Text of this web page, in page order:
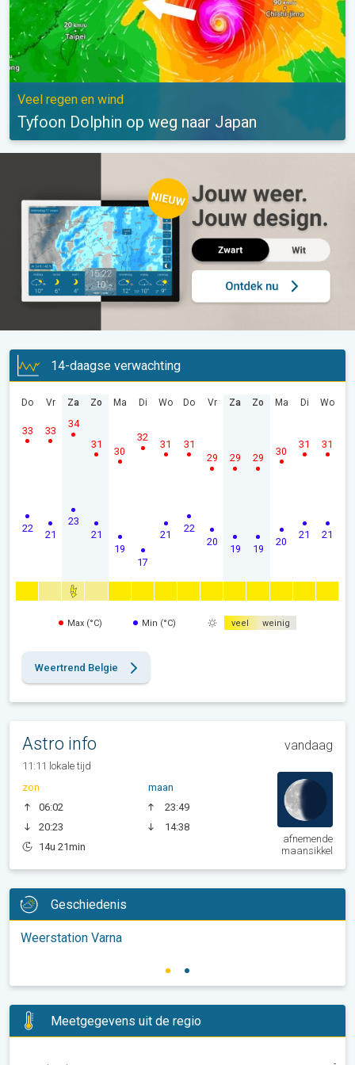
Veel regen en wind
Tyfoon Dolphin op weg naar Japan
14-daagse verwachting
Do
22
33
Vr
21
33
Za
23
34
Zo
21
31
Ma
19
30
Di
17
32
Wo
21
31
Do
22
31
Vr
20
29
Za
19
29
Zo
19
29
Ma
20
30
Di
21
31
Wo
21
31
Max (°C) Min (°C) veel weinig
Weertrend Belgie
Astro info vandaag
11:11 lokale tijd
zon
06:02
20:23
14u 21min
maan
23:49
14:38
afnemende
maansikkel
Geschiedenis
Weerstation Varna
Meetgegevens uit de regio